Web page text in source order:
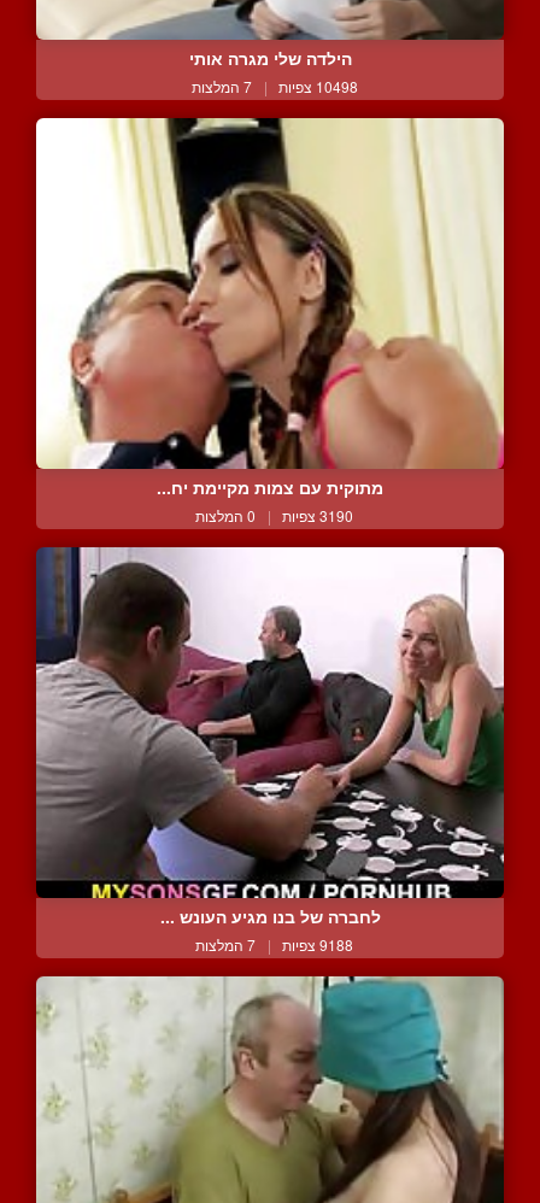
הילדה שלי מגרה אותי
10498 צפיות | 7 המלצות
מתוקית עם צמות מקיימת יח...
3190 צפיות | 0 המלצות
לחברה של בנו מגיע העונש ...
9188 צפיות | 7 המלצות